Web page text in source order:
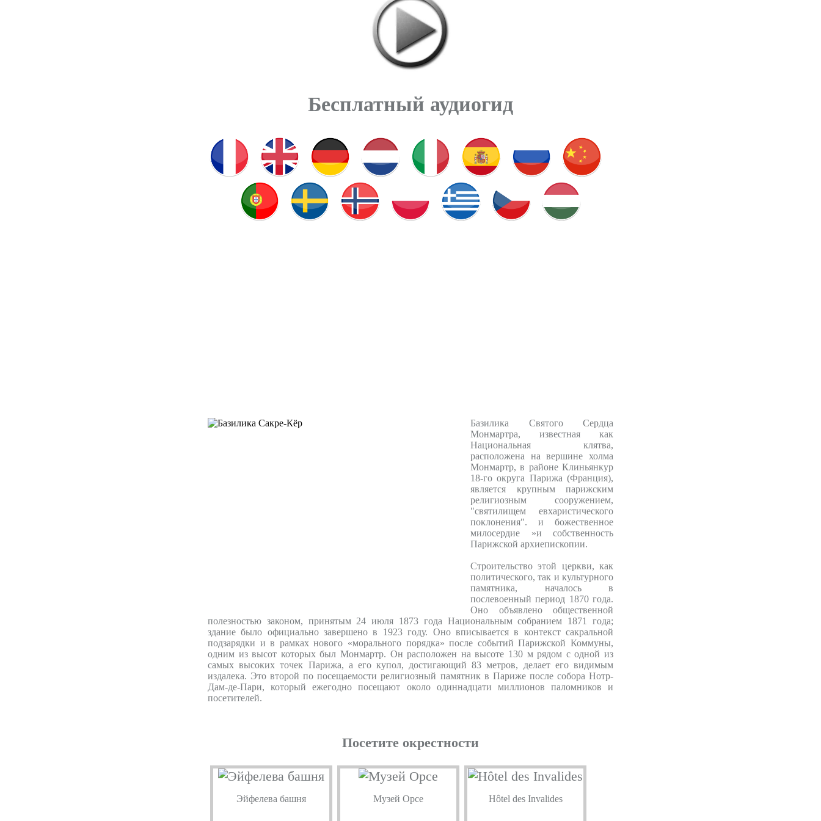
Бесплатный аудиогид
Базилика Святого Сердца
Монмартра, известная как
Национальная клятва,
расположена на вершине холма
Монмартр, в районе Клиньянкур
18-го округа Парижа (Франция),
является крупным парижским
религиозным сооружением,
"святилищем евхаристического
поклонения". и божественное
милосердие »и собственность
Парижской архиепископии.
Строительство этой церкви, как
политического, так и культурного
памятника, началось в
послевоенный период 1870 года.
Оно объявлено общественной
полезностью законом, принятым 24 июля 1873 года Национальным собранием 1871 года;
здание было официально завершено в 1923 году. Оно вписывается в контекст сакральной
подзарядки и в рамках нового «морального порядка» после событий Парижской Коммуны,
одним из высот которых был Монмартр. Он расположен на высоте 130 м рядом с одной из
самых высоких точек Парижа, а его купол, достигающий 83 метров, делает его видимым
издалека. Это второй по посещаемости религиозный памятник в Париже после собора Нотр-
Дам-де-Пари, который ежегодно посещают около одиннадцати миллионов паломников и
посетителей.
Посетите окрестности
Эйфелева башня Музей Орсе Hôtel des Invalides